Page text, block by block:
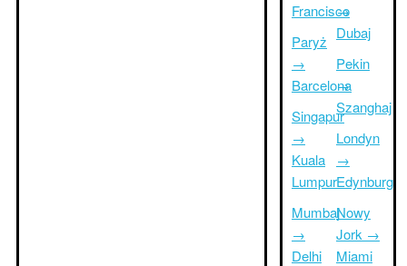
Francisco
Paryż
→
Barcelona
Singapur
→
Kuala
Lumpur
Mumbaj
→
Delhi
→
Dubaj
Pekin
→
Szanghaj
Londyn
→
Edynburg
Nowy
Jork →
Miami